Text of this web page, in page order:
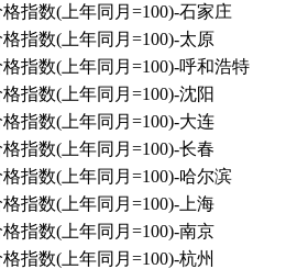
指数(上年同月=100)-石家庄
指数(上年同月=100)-太原
指数(上年同月=100)-呼和浩特
指数(上年同月=100)-沈阳
指数(上年同月=100)-大连
指数(上年同月=100)-长春
指数(上年同月=100)-哈尔滨
指数(上年同月=100)-上海
指数(上年同月=100)-南京
指数(上年同月=100)-杭州